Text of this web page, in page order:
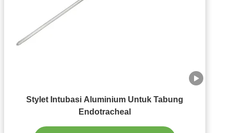
Stylet Intubasi Aluminium Untuk Tabung
Endotracheal